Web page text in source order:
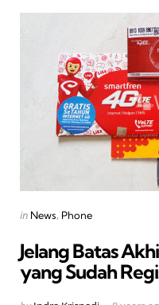
Categories
Posted
in News Phone
Jelang Batas
yang Sudah